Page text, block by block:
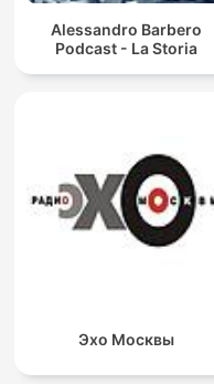
Alessandro Barbero
Podcast - La Storia
Эхо Москвы